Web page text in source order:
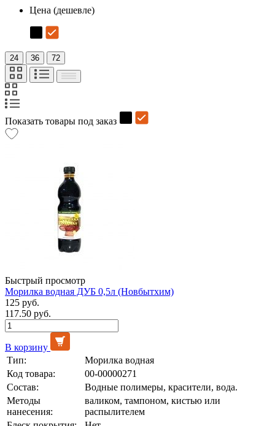
Цена (дешевле)
24 36 72
Показать товары под заказ
Быстрый просмотр
Морилка водная ДУБ 0,5л (Новбытхим)
125 руб.
117.50 руб.
В корзину
Тип:
Морилка водная
Код товара:
00-00000271
Состав:
Водные полимеры, красители, вода.
Методы
нанесения:
валиком, тампоном, кистью или
распылителем